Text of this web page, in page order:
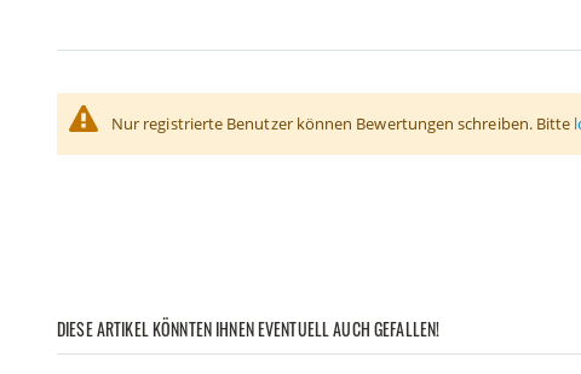
Nur registrierte Benutzer können Bewertungen schreiben. Bitte
DIESE ARTIKEL KÖNNTEN IHNEN EVENTUELL AUCH GEFALLEN!